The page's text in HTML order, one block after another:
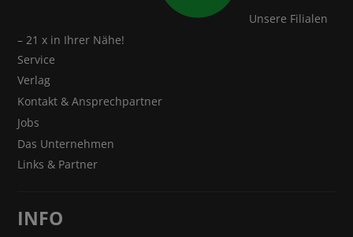
Unsere Filialen
– 21 x in Ihrer Nähe!
Service
Verlag
Kontakt & Ansprechpartner
Jobs
Das Unternehmen
Links & Partner
INFO